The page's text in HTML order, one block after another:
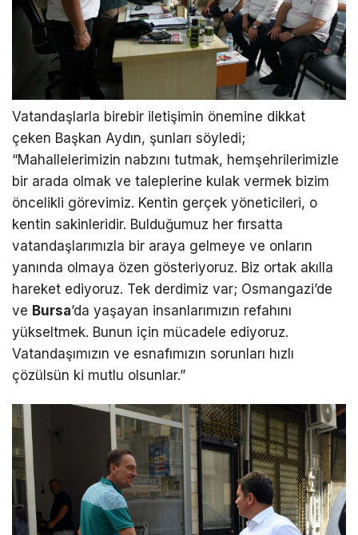
Vatandaşlarla birebir iletişimin önemine dikkat
çeken Başkan Aydın, şunları söyledi;
“Mahallelerimizin nabzını tutmak, hemşehrilerimizle
bir arada olmak ve taleplerine kulak vermek bizim
öncelikli görevimiz. Kentin gerçek yöneticileri, o
kentin sakinleridir. Bulduğumuz her fırsatta
vatandaşlarımızla bir araya gelmeye ve onların
yanında olmaya özen gösteriyoruz. Biz ortak akılla
hareket ediyoruz. Tek derdimiz var; Osmangazi’de
ve Bursa’da yaşayan insanlarımızın refahını
yükseltmek. Bunun için mücadele ediyoruz.
Vatandaşımızın ve esnafımızın sorunları hızlı
çözülsün ki mutlu olsunlar.”